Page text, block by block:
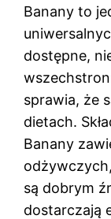
Banany to
dostępne,
sprawia, że
dietach.
Banany
są dobrym
dostarczają